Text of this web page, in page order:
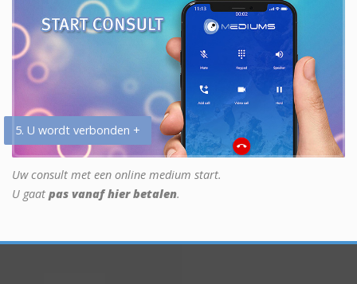
5. U wordt verbonden +
Uw consult met een online medium start.
U gaat pas vanaf hier betalen.